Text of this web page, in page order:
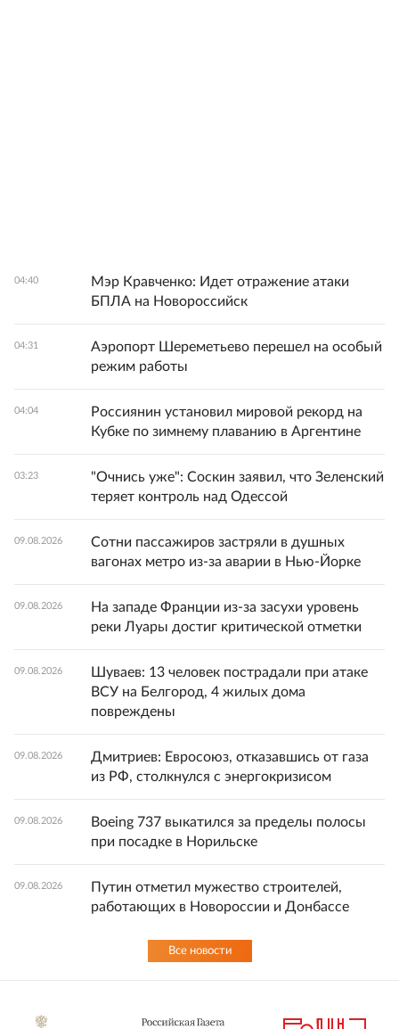
04:40
Мэр Кравченко: Идет отражение атаки
БПЛА на Новороссийск
04:31
Аэропорт Шереметьево перешел на особый
режим работы
04:04
Россиянин установил мировой рекорд на
Кубке по зимнему плаванию в Аргентине
03:23
"Очнись уже": Соскин заявил, что Зеленский
теряет контроль над Одессой
09.08.2026
Сотни пассажиров застряли в душных
вагонах метро из-за аварии в Нью-Йорке
09.08.2026
На западе Франции из-за засухи уровень
реки Луары достиг критической отметки
09.08.2026
Шуваев: 13 человек пострадали при атаке
ВСУ на Белгород, 4 жилых дома
повреждены
09.08.2026
Дмитриев: Евросоюз, отказавшись от газа
из РФ, столкнулся с энергокризисом
09.08.2026
Boeing 737 выкатился за пределы полосы
при посадке в Норильске
09.08.2026
Путин отметил мужество строителей,
работающих в Новороссии и Донбассе
Все новости